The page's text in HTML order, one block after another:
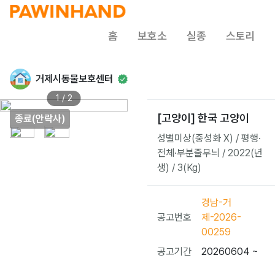
홈 보호소 실종 스토리
거제시동물보호센터
종료(안락사)
1 / 2
[고양이] 한국 고양이
성별미상(중성화 X) / 평행·
전체·부분줄무늬 / 2022(년
생) / 3(Kg)
공고번호
경남-거
제-2026-
00259
공고기간
20260604 ~